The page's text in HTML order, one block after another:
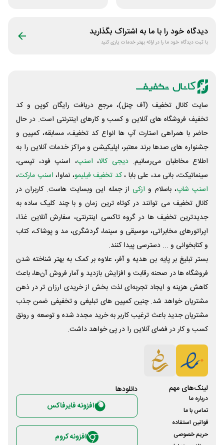
دیدگاه خود را با ما به اشتراک بگذارید
با ثبت دیدگاه خود ما را در ارائه بهتر خدمات یاری کنید
سایت کانال تخفیف (آف چنل)، مرجع دریافت رایگان کوپن و کد
تخفیف فروشگاه های آنلاین و کسب و‌ کارهای اینترنتی است. در حال
حاضر با همراهی استارت آپ ها انواع کد تخفیف، مسابقه، کمپین و
جشنواره های صدها برند معتبر، اپلیکیشن و مراکز خدمات آنلاین را به
اطلاع مخاطبان می‌رسانیم. دیجی کالا، اسنپ، اسنپ فود، تپسی،
سینماتیکت، بانی مد، علی‌ بابا ،کد تخفیف فیلیمو، نماوا، اسنپ مارکت،
اسنپ شاپ، باسلام و ازکی از جمله این وبسایت ‌هاست. کاربران در
کانال تخفیف می توانند در کوتاه ترین زمان و با چند کلیک ساده به
جدیدترین تخفیف ها در گروه تاکسی اینترنتی، سفارش آنلاین غذا،
اپراتورهای مخابراتی، موسیقی و سینما، گردشگری، مد و پوشاک، کتاب
و کتابخوانی و ... دسترسی پیدا کنند.
بستر تبلیغ بر پایه بن هدیه و آفر، علاوه بر کمک به بهتر شناخته شدن
فروشگاه ها در صحنه رقابت و افزایش بازدید و آمار فروش آن‌ها، باعث
کاهش هزینه و ایجاد تجربه‌ای لذت بخش از خریدی ارزان تر در ذهن
مشتریان خواهد شد. چنین کمپین های تبلیغی و تخفیفی ضمن جذب
مشتریان جدید باعث ترغیب کاربر به خرید مجدد شده و توسعه و رونق
کسب و کار در فضای آنلاین را در پی خواهد داشت.
لینک‌های مهم
درباره ما
تماس با ما
قوانین استفاده
حریم خصوصی
دانلود‌ها
افزونه فایرفاکس
افزونه کروم